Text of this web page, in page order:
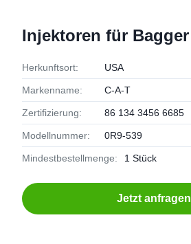
Injektoren für Bagger
Herkunftsort: USA
Markenname: C-A-T
Zertifizierung: 86 134 3456 6685
Modellnummer: 0R9-539
Mindestbestellmenge: 1 Stück
Jetzt anfragen